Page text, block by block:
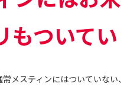
もついてい
常メスティンにはついていない、